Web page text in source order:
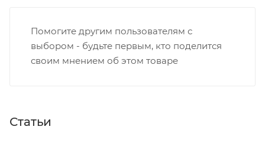
Помогите другим пользователям с
выбором - будьте первым, кто поделится
своим мнением об этом товаре
Статьи